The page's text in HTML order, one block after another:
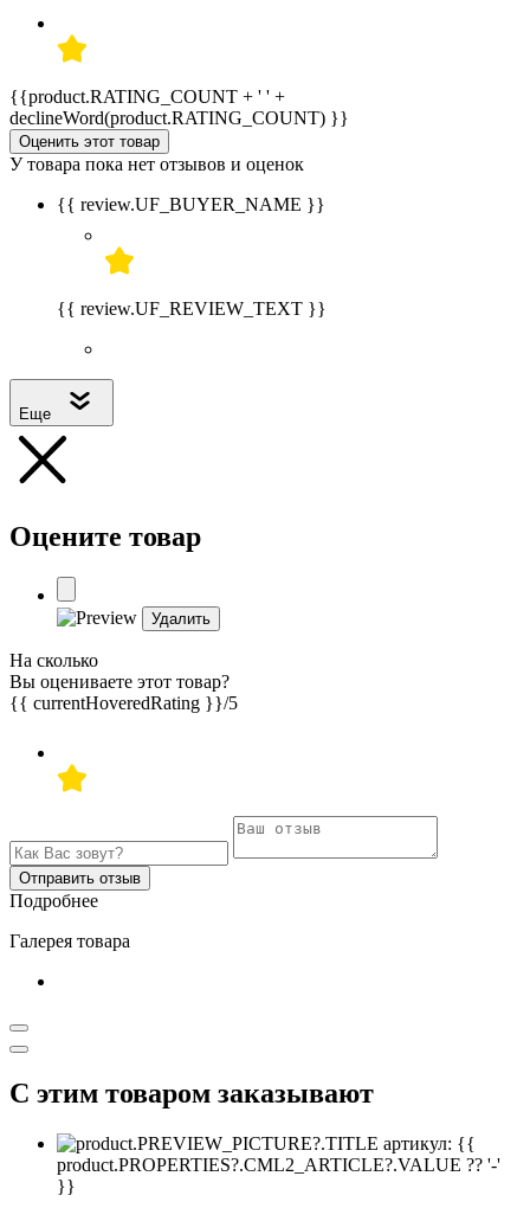
{{product.RATING_COUNT + ' ' +
declineWord(product.RATING_COUNT) }}
Оценить этот товар
У товара пока нет отзывов и оценок
{{ review.UF_BUYER_NAME }}
{{ review.UF_REVIEW_TEXT }}
Еще
Оцените товар
Удалить
На сколько
Вы оцениваете этот товар?
{{ currentHoveredRating }}/5
Отправить отзыв
Подробнее
Галерея товара
С этим товаром заказывают
артикул: {{
product.PROPERTIES?.CML2_ARTICLE?.VALUE ?? '-'
}}